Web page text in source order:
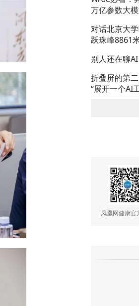
万亿参数大
对话北京大
跃珠峰8861
别人还在聊
折叠屏的第
“展开一个AI
凤凰网健康官